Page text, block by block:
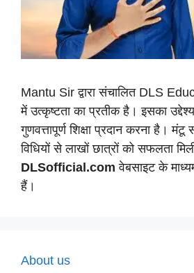
Mantu Sir द्वारा संचालित DLS
में उत्कृष्टता का प्रतीक है। इसका उद्देश्य
गुणवत्तापूर्ण शिक्षा प्रदान करना है। मंटू
विधियों से लाखों छात्रों को सफलता
DLSofficial.com वेबसाइट के
हैं।
About us